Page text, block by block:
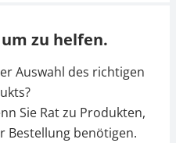
zu helfen.
Auswahl des richtigen
Sie Rat zu Produkten,
Bestellung benötigen.